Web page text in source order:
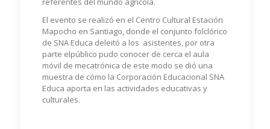
El evento se realizó en el Centro Cultural Estación
Mapocho en Santiago, donde el conjunto folclórico
de SNA Educa deleitó a los asistentes, por otra
parte elpúblico pudo conocer de cerca el aula
móvil de mecatrónica de este modo se dió una
muestra de cómo la Corporación Educacional SNA
Educa aporta en las actividades educativas y
culturales.